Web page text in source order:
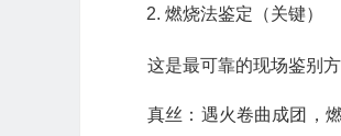
燃烧法鉴定（关键）
这是最可靠的现场鉴别
真丝：遇火卷曲成团，